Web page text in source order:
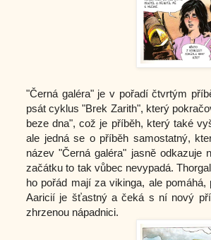
"Černá galéra" je v pořadí čtvrtým
psát cyklus "Brek Zarith", který
beze dna", což je příběh, který také
ale jedná se o příběh samostatný,
název "Černá galéra" jasně
začátku to tak vůbec nevypadá.
ho pořád mají za vikinga, ale
Aaricií je šťastný a čeká s ní nový
zhrzenou nápadnici.